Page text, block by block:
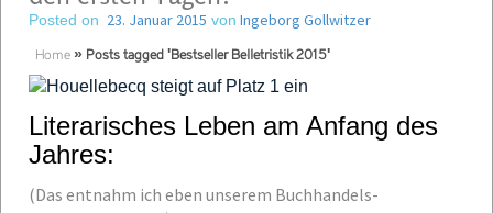
Posted on 23. Januar 2015 von Ingeborg Gollwitzer
Home » Posts tagged 'Bestseller Belletristik 2015'
Literarisches Leben am Anfang des
Jahres:
(Das entnahm ich eben unserem Buchhandels-